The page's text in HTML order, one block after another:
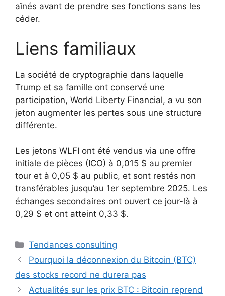
aînés avant de prendre ses fonctions sans les
céder.
Liens familiaux
La société de cryptographie dans laquelle
Trump et sa famille ont conservé une
participation, World Liberty Financial, a vu son
jeton augmenter les pertes sous une structure
différente.
Les jetons WLFI ont été vendus via une offre
initiale de pièces (ICO) à 0,015 $ au premier
tour et à 0,05 $ au public, et sont restés non
transférables jusqu’au 1er septembre 2025. Les
échanges secondaires ont ouvert ce jour-là à
0,29 $ et ont atteint 0,33 $.
Catégories
Tendances consulting
Pourquoi la déconnexion du Bitcoin (BTC)
des stocks record ne durera pas
Actualités sur les prix BTC : Bitcoin reprend